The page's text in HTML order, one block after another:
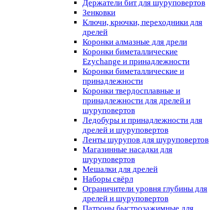
Держатели бит для шуруповертов
Зенковки
Ключи, крючки, переходники для
дрелей
Коронки алмазные для дрели
Коронки биметаллические
Ezychange и принадлежности
Коронки биметаллические и
принадлежности
Коронки твердосплавные и
принадлежности для дрелей и
шуруповертов
Ледобуры и принадлежности для
дрелей и шуруповертов
Ленты шурупов для шуруповертов
Магазинные насадки для
шуруповертов
Мешалки для дрелей
Наборы свёрл
Ограничители уровня глубины для
дрелей и шуруповертов